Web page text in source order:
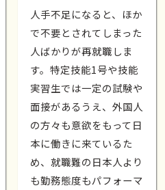
人手不足になると、ほか
で不要とされてしまった
人ばかりが再就職しま
す。特定技能1号や技能
実習生では一定の試験や
面接があるうえ、外国人
の方々も意欲をもって日
本に働きに来ているた
め、就職難の日本人より
も勤務態度もパフォーマ